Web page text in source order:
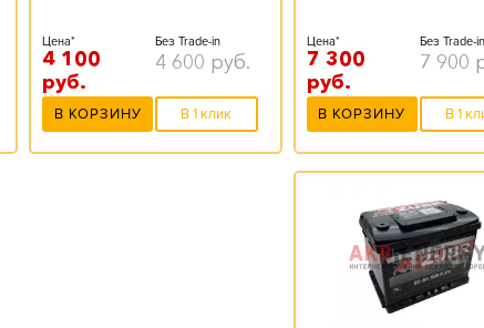
Цена*
4 100
руб.
Без Trade-in
4 600 руб.
В КОРЗИНУ В 1 клик
Цена*
7 300
руб.
Без Trade-in
7 900
В КОРЗИНУ В 1